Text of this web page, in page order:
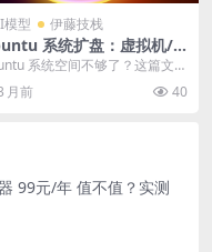
模型 伊藤技栈
系统扩盘：虚拟机/
机硬盘扩容完整教程
系统空间不够了？这篇文章
如何给 Ubuntu 系统扩容硬
...
月前 40
99元/年 值不值？实测